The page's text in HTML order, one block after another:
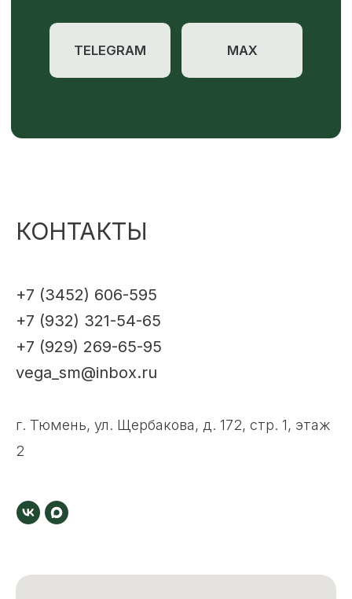
КОНТАКТЫ
+7 (3452) 606-595
+7 (932) 321-54-65
+7 (929) 269-65-95
vega_sm@inbox.ru
г. Тюмень, ул. Щербакова, д. 172, стр. 1, этаж
2